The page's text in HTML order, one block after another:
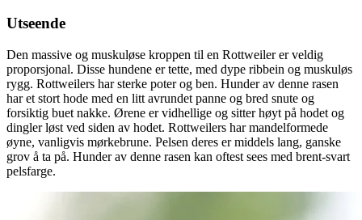
Utseende
Den massive og muskuløse kroppen til en Rottweiler er veldig
proporsjonal. Disse hundene er tette, med dype ribbein og muskuløs
rygg. Rottweilers har sterke poter og ben. Hunder av denne rasen
har et stort hode med en litt avrundet panne og bred snute og
forsiktig buet nakke. Ørene er vidhellige og sitter høyt på hodet og
dingler løst ved siden av hodet. Rottweilers har mandelformede
øyne, vanligvis mørkebrune. Pelsen deres er middels lang, ganske
grov å ta på. Hunder av denne rasen kan oftest sees med brent-svart
pelsfarge.